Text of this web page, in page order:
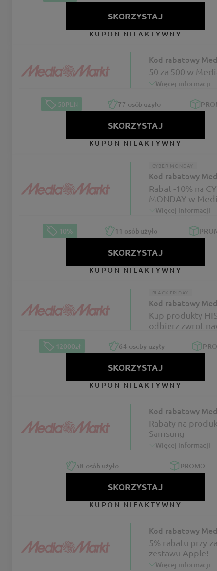
SKORZYSTAJ
KUPON NIEAKTYWNY
Kod rabatowy
50 za 500 w
Więcej informacji
-50PLN 77 osób użyło
SKORZYSTAJ
KUPON NIEAKTYWNY
CYBER MONDAY
Kod rabatowy
Rabat -10% na
MONDAY w
Więcej informacji
-10% 11 osób użyło
SKORZYSTAJ
KUPON NIEAKTYWNY
BLACK FRIDAY
Kod rabatowy
Kup produkty
odbierz zwrot
-12000zł 64 osoby użyły
SKORZYSTAJ
KUPON NIEAKTYWNY
Kod rabatowy
Rabaty na
Samsung
Więcej informacji
58 osób użyło PROMO
SKORZYSTAJ
KUPON NIEAKTYWNY
Kod rabatowy
5% rabatu przy
zestawu Apple!
Więcej informacji